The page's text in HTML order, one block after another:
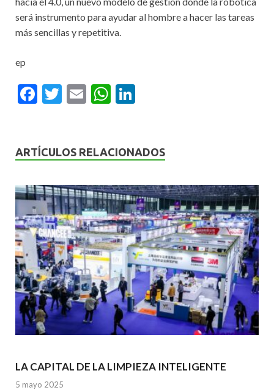
será instrumento para ayudar al hombre a hacer las tareas
más sencillas y repetitiva.
ep
F
b
o
k
T
er
E
l
W
s
p
p
dI
ARTÍCULOS RELACIONADOS
LA CAPITAL DE LA LIMPIEZA INTELIGENTE
5 mayo 2025